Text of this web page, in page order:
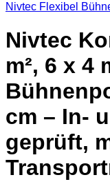
Nivtec Flexibel
Nivtec
m², 6 x 4
cm – In-
geprüft,